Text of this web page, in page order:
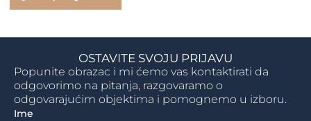
OSTAVITE SVOJU PRIJAVU
Popunite obrazac i mi ćemo vas kontaktirati da
odgovorimo na pitanja, razgovaramo o
odgovarajućim objektima i pomognemo u izboru.
Ime